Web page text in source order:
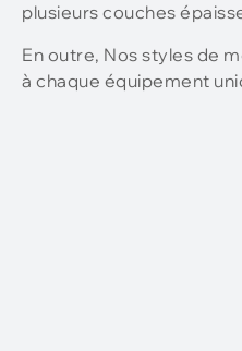
plusieurs couches
En outre, Nos styles de
à chaque équipement